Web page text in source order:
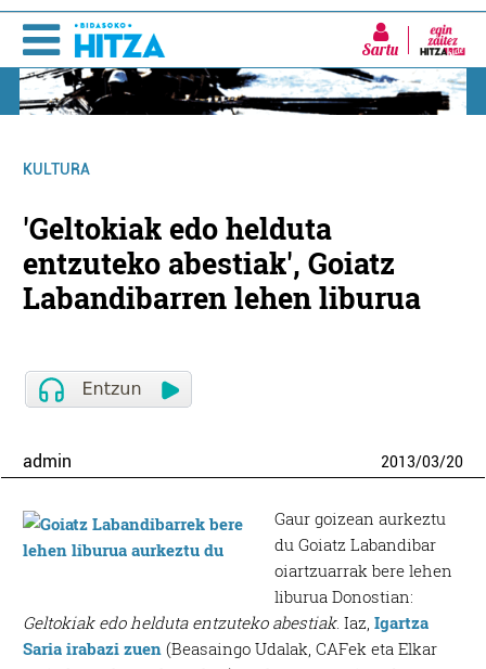
Sartu
KULTURA
'Geltokiak edo helduta
entzuteko abestiak', Goiatz
Labandibarren lehen liburua
admin 2013/03/20
Gaur goizean aurkeztu
du Goiatz Labandibar
oiartzuarrak bere lehen
liburua Donostian:
Geltokiak edo helduta entzuteko abestiak. Iaz,Igartza
Saria irabazi zuen (Beasaingo Udalak, CAFek eta Elkar